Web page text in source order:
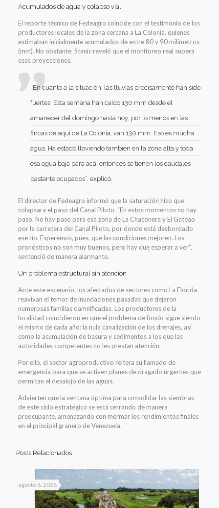
Acumulados de agua y colapso vial
El reporte técnico de Fedeagro coincide con el testimonio de los
productores locales de la zona cercana a La Colonia, quienes
estimaban inicialmente acumulados de entre 80 y 90 milímetros
(mm). No obstante, Stanic reveló que el monitoreo real supera
esas proyecciones.
“En cuanto a la situación, las lluvias precisamente han sido
fuertes. Esta semana han caído 130 mm desde el
amanecer del domingo hasta hoy; por lo menos en las
fincas de aquí de La Colonia, van 130 mm. Eso es mucha
agua. Ha estado lloviendo también en la zona alta y toda
esa agua baja para acá, entonces se tienen los caudales
bastante ocupados”, explicó.
El director de Fedeagro informó que la saturación hizo que
colapsara el paso del Canal Piloto. “En estos momentos no hay
paso. No hay paso para esa zona de La Chaconera y El Gateao
por la carretera del Canal Piloto, por donde está desbordado
ese río. Esperemos, pues, que las condiciones mejoren. Los
pronósticos no son muy buenos, pero hay que esperar a ver”,
sentenció de manera alarmante.
Un problema estructural sin atención
Ante este escenario, los afectados de sectores como La Florida
reavivan el temor de inundaciones pasadas que dejaron
numerosas familias damnificadas. Los productores de la
localidad coincidieron en que el problema de fondo sigue siendo
el mismo de cada año: la nula canalización de los drenajes, así
como la acumulación de basura y sedimentos a los que las
autoridades competentes no les prestan atención.
Por ello, el sector agroproductivo reitera su llamado de
emergencia para que se activen planes de dragado urgentes que
permitan el desalojo de las aguas.
Advierten que la ventana óptima para consolidar las siembras
de este ciclo estratégico se está cerrando de manera
preocupante, amenazando con mermar los rendimientos finales
en el principal granero de Venezuela.
Posts Relacionados
agosto 6, 2026